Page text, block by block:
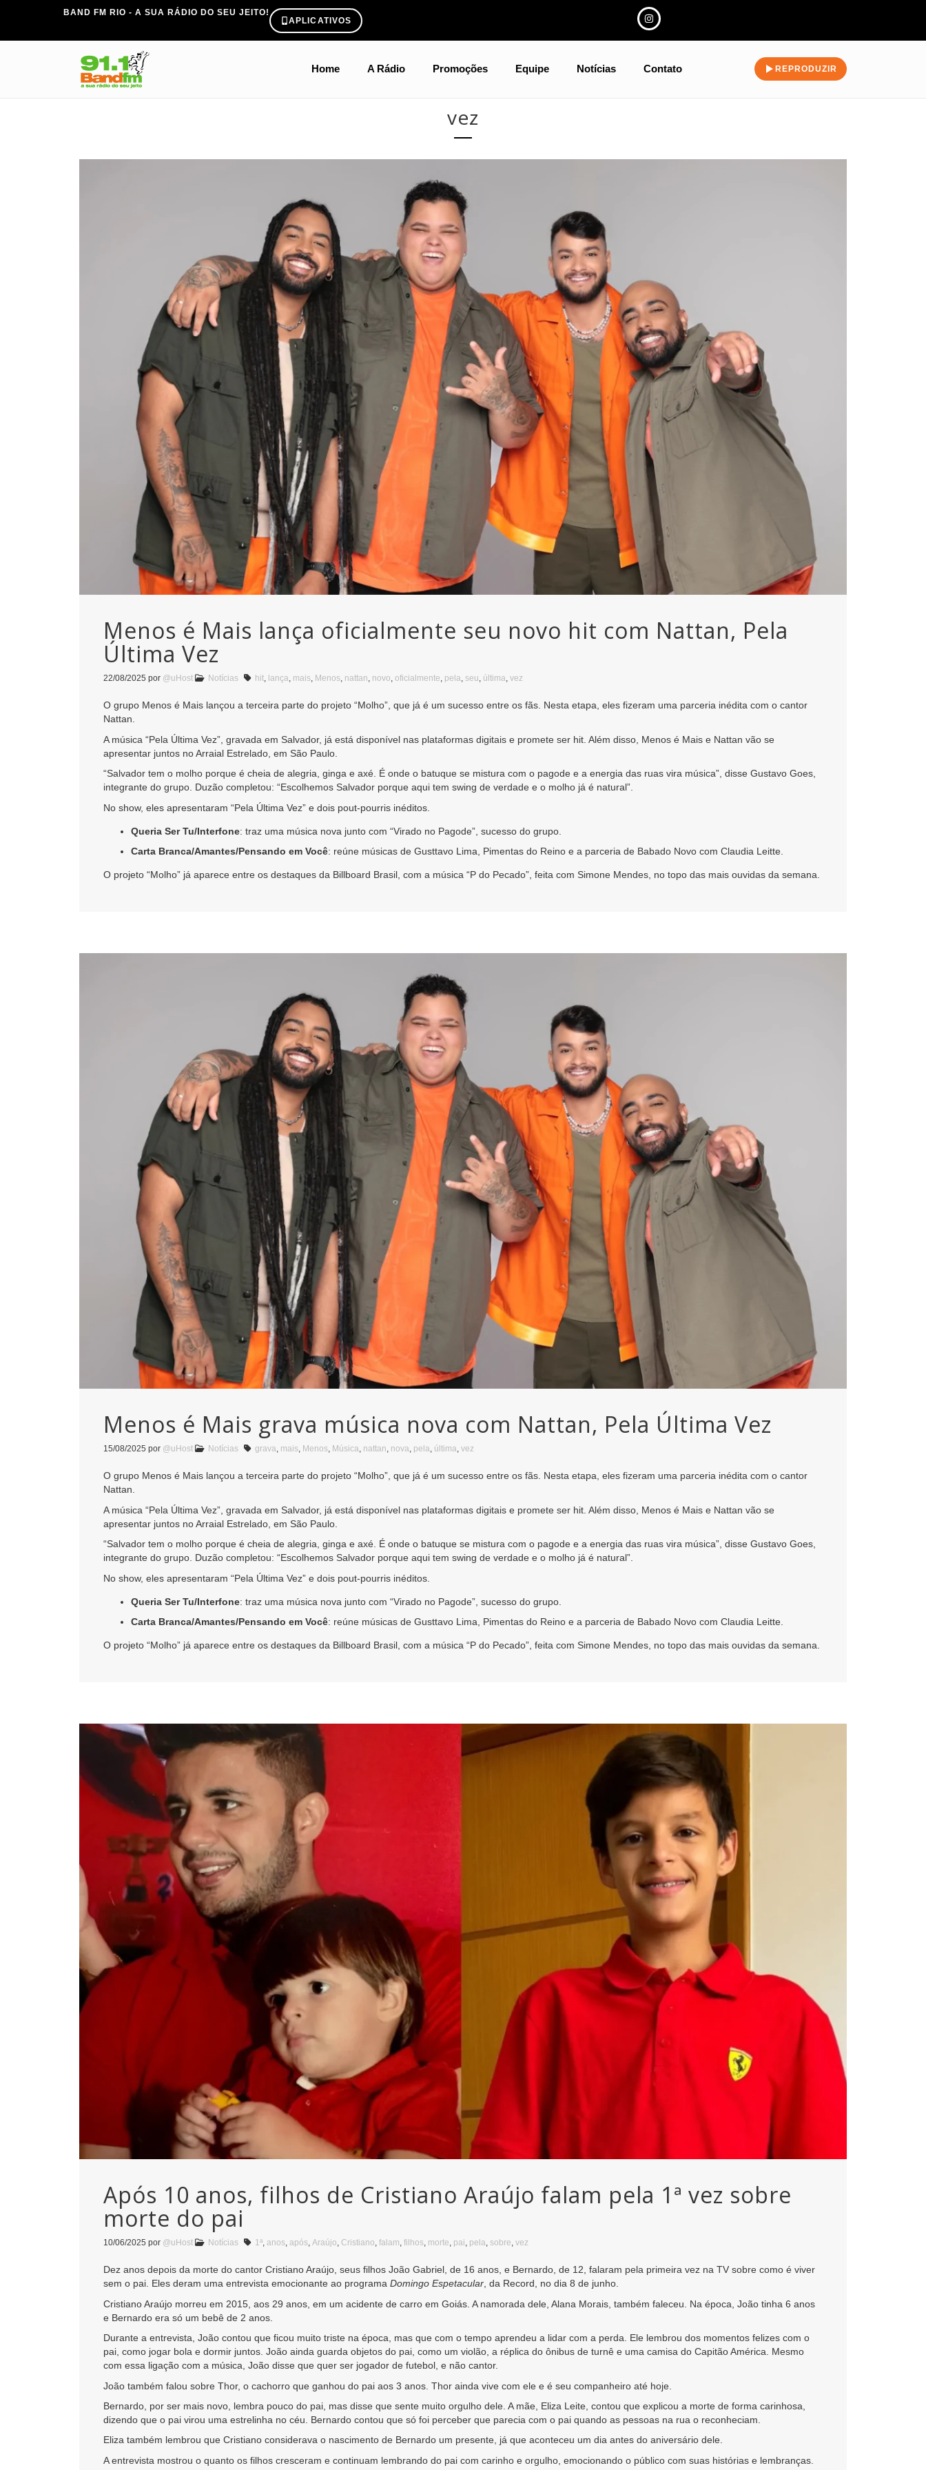
BAND FM RIO - A SUA RÁDIO DO SEU JEITO!
APLICATIVOS
Home A Rádio Promoções Equipe Notícias Contato REPRODUZIR
vez
Menos é Mais lança oficialmente seu novo hit com Nattan, Pela
Última Vez
22/08/2025 por @uHost Notícias hit, lança, mais, Menos, nattan, novo, oficialmente, pela, seu, última, vez
O grupo Menos é Mais lançou a terceira parte do projeto “Molho”, que já é um sucesso entre os fãs. Nesta etapa, eles fizeram uma parceria inédita com o cantor
Nattan.
A música “Pela Última Vez”, gravada em Salvador, já está disponível nas plataformas digitais e promete ser hit. Além disso, Menos é Mais e Nattan vão se
apresentar juntos no Arraial Estrelado, em São Paulo.
“Salvador tem o molho porque é cheia de alegria, ginga e axé. É onde o batuque se mistura com o pagode e a energia das ruas vira música”, disse Gustavo Goes,
integrante do grupo. Duzão completou: “Escolhemos Salvador porque aqui tem swing de verdade e o molho já é natural”.
No show, eles apresentaram “Pela Última Vez” e dois pout-pourris inéditos.
Queria Ser Tu/Interfone: traz uma música nova junto com “Virado no Pagode”, sucesso do grupo.
Carta Branca/Amantes/Pensando em Você: reúne músicas de Gusttavo Lima, Pimentas do Reino e a parceria de Babado Novo com Claudia Leitte.
O projeto “Molho” já aparece entre os destaques da Billboard Brasil, com a música “P do Pecado”, feita com Simone Mendes, no topo das mais ouvidas da semana.
Menos é Mais grava música nova com Nattan, Pela Última Vez
15/08/2025 por @uHost Notícias grava, mais, Menos, Música, nattan, nova, pela, última, vez
O grupo Menos é Mais lançou a terceira parte do projeto “Molho”, que já é um sucesso entre os fãs. Nesta etapa, eles fizeram uma parceria inédita com o cantor
Nattan.
A música “Pela Última Vez”, gravada em Salvador, já está disponível nas plataformas digitais e promete ser hit. Além disso, Menos é Mais e Nattan vão se
apresentar juntos no Arraial Estrelado, em São Paulo.
“Salvador tem o molho porque é cheia de alegria, ginga e axé. É onde o batuque se mistura com o pagode e a energia das ruas vira música”, disse Gustavo Goes,
integrante do grupo. Duzão completou: “Escolhemos Salvador porque aqui tem swing de verdade e o molho já é natural”.
No show, eles apresentaram “Pela Última Vez” e dois pout-pourris inéditos.
Queria Ser Tu/Interfone: traz uma música nova junto com “Virado no Pagode”, sucesso do grupo.
Carta Branca/Amantes/Pensando em Você: reúne músicas de Gusttavo Lima, Pimentas do Reino e a parceria de Babado Novo com Claudia Leitte.
O projeto “Molho” já aparece entre os destaques da Billboard Brasil, com a música “P do Pecado”, feita com Simone Mendes, no topo das mais ouvidas da semana.
Após 10 anos, filhos de Cristiano Araújo falam pela 1ª vez sobre
morte do pai
10/06/2025 por @uHost Notícias 1ª, anos, após, Araújo, Cristiano, falam, filhos, morte, pai, pela, sobre, vez
Dez anos depois da morte do cantor Cristiano Araújo, seus filhos João Gabriel, de 16 anos, e Bernardo, de 12, falaram pela primeira vez na TV sobre como é viver
sem o pai. Eles deram uma entrevista emocionante ao programa Domingo Espetacular, da Record, no dia 8 de junho.
Cristiano Araújo morreu em 2015, aos 29 anos, em um acidente de carro em Goiás. A namorada dele, Alana Morais, também faleceu. Na época, João tinha 6 anos
e Bernardo era só um bebê de 2 anos.
Durante a entrevista, João contou que ficou muito triste na época, mas que com o tempo aprendeu a lidar com a perda. Ele lembrou dos momentos felizes com o
pai, como jogar bola e dormir juntos. João ainda guarda objetos do pai, como um violão, a réplica do ônibus de turnê e uma camisa do Capitão América. Mesmo
com essa ligação com a música, João disse que quer ser jogador de futebol, e não cantor.
João também falou sobre Thor, o cachorro que ganhou do pai aos 3 anos. Thor ainda vive com ele e é seu companheiro até hoje.
Bernardo, por ser mais novo, lembra pouco do pai, mas disse que sente muito orgulho dele. A mãe, Eliza Leite, contou que explicou a morte de forma carinhosa,
dizendo que o pai virou uma estrelinha no céu. Bernardo contou que só foi perceber que parecia com o pai quando as pessoas na rua o reconheciam.
Eliza também lembrou que Cristiano considerava o nascimento de Bernardo um presente, já que aconteceu um dia antes do aniversário dele.
A entrevista mostrou o quanto os filhos cresceram e continuam lembrando do pai com carinho e orgulho, emocionando o público com suas histórias e lembranças.